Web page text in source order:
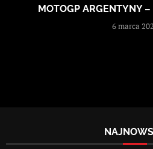
MOTOGP ARGENTYNY
6 marca